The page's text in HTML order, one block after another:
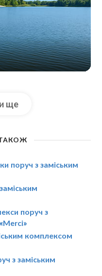
ще
поруч з заміським
поруч з
комплексом
з заміським